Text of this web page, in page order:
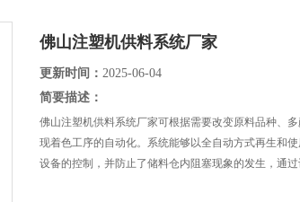
佛山注塑机供料系统厂家
更新时间： 2025-06-04
简要描述：
佛山注塑机供料系统厂家可根据需要改变原料品种、
现着色工序的自动化。系统能够以全自动方式再生和
设备的控制，并防止了储料仓内阻塞现象的发生，通过